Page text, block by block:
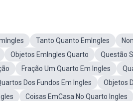
Tanto Quanto EmIngles
Objetos EmIngles Quarto
Questão
Fração Um Quarto Em Ingles
Dos Fundos Em Ingles Objetos
Coisas EmCasa No Quarto Ingles